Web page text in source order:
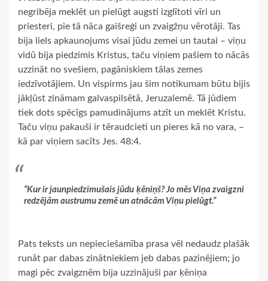
negribēja meklēt un pielūgt augsti izglītoti vīri un
priesteri, pie tā nāca gaišreģi un zvaigžņu vērotāji. Tas
bija liels apkaunojums visai jūdu zemei un tautai – viņu
vidū bija piedzimis Kristus, taču viņiem pašiem to nācās
uzzināt no svešiem, pagāniskiem tālas zemes
iedzīvotājiem. Un vispirms jau šim notikumam būtu bijis
jākļūst zināmam galvaspilsētā, Jeruzalemē. Tā jūdiem
tiek dots spēcīgs pamudinājums atzīt un meklēt Kristu.
Taču viņu pakauši ir tēraudcieti un pieres kā no vara, –
kā par viņiem sacīts Jes. 48:4.
“Kur ir jaunpiedzimušais jūdu ķēniņš? Jo mēs Viņa zvaigzni
redzējām austrumu zemē un atnācām Viņu pielūgt.”
Pats teksts un nepieciešamība prasa vēl nedaudz plašāk
runāt par dabas zinātniekiem jeb dabas pazinējiem; jo
magi pēc zvaigznēm bija uzzinājuši par ķēniņa